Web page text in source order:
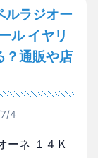
ルラジオー
ル イヤリ
？通販や店
7/4
ーネ １４Ｋ